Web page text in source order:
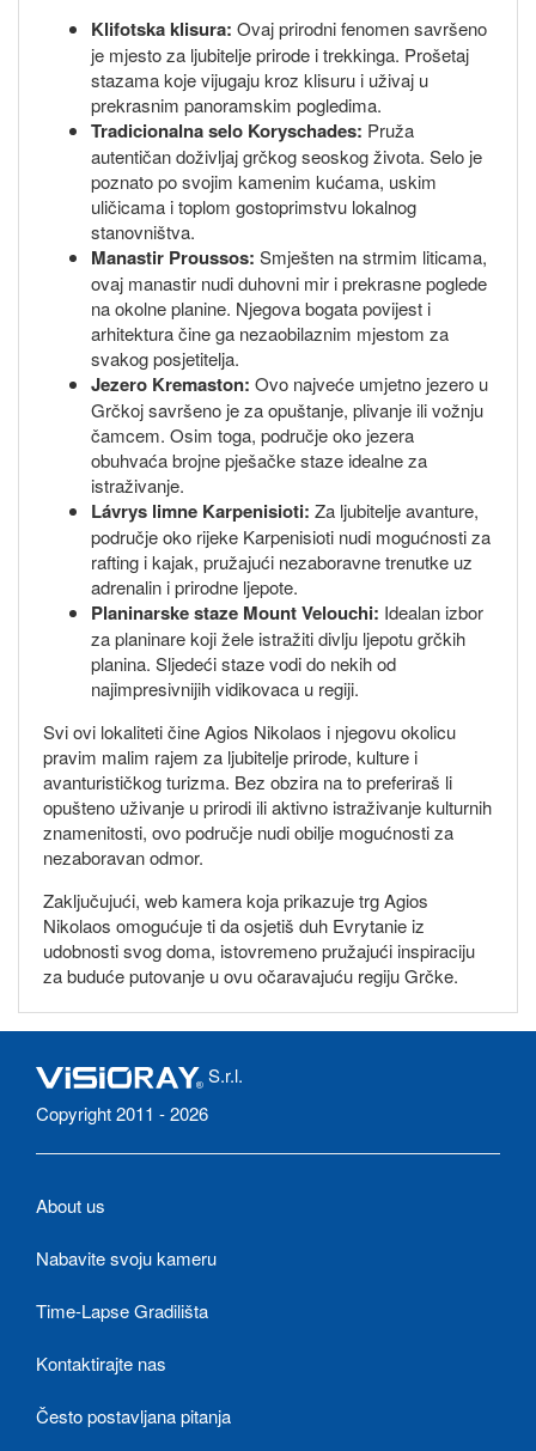
Klifotska klisura: Ovaj prirodni fenomen savršeno
je mjesto za ljubitelje prirode i trekkinga. Prošetaj
stazama koje vijugaju kroz klisuru i uživaj u
prekrasnim panoramskim pogledima.
Tradicionalna selo Koryschades: Pruža
autentičan doživljaj grčkog seoskog života. Selo je
poznato po svojim kamenim kućama, uskim
uličicama i toplom gostoprimstvu lokalnog
stanovništva.
Manastir Proussos: Smješten na strmim liticama,
ovaj manastir nudi duhovni mir i prekrasne poglede
na okolne planine. Njegova bogata povijest i
arhitektura čine ga nezaobilaznim mjestom za
svakog posjetitelja.
Jezero Kremaston: Ovo najveće umjetno jezero u
Grčkoj savršeno je za opuštanje, plivanje ili vožnju
čamcem. Osim toga, područje oko jezera
obuhvaća brojne pješačke staze idealne za
istraživanje.
Lávrys limne Karpenisioti: Za ljubitelje avanture,
područje oko rijeke Karpenisioti nudi mogućnosti za
rafting i kajak, pružajući nezaboravne trenutke uz
adrenalin i prirodne ljepote.
Planinarske staze Mount Velouchi: Idealan izbor
za planinare koji žele istražiti divlju ljepotu grčkih
planina. Sljedeći staze vodi do nekih od
najimpresivnijih vidikovaca u regiji.
Svi ovi lokaliteti čine Agios Nikolaos i njegovu okolicu
pravim malim rajem za ljubitelje prirode, kulture i
avanturističkog turizma. Bez obzira na to preferiraš li
opušteno uživanje u prirodi ili aktivno istraživanje kulturnih
znamenitosti, ovo područje nudi obilje mogućnosti za
nezaboravan odmor.
Zaključujući, web kamera koja prikazuje trg Agios
Nikolaos omogućuje ti da osjetiš duh Evrytanie iz
udobnosti svog doma, istovremeno pružajući inspiraciju
za buduće putovanje u ovu očaravajuću regiju Grčke.
S.r.l.
Copyright 2011 - 2026
About us
Nabavite svoju kameru
Time-Lapse Gradilišta
Kontaktirajte nas
Često postavljana pitanja